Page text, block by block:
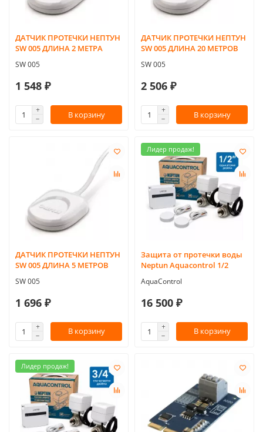
ДАТЧИК ПРОТЕЧКИ НЕПТУН
SW 005 ДЛИНА 2 МЕТРА
SW 005
1 548 ₽
В корзину
ДАТЧИК ПРОТЕЧКИ НЕПТУН
SW 005 ДЛИНА 20 МЕТРОВ
SW 005
2 506 ₽
В корзину
ДАТЧИК ПРОТЕЧКИ НЕПТУН
SW 005 ДЛИНА 5 МЕТРОВ
SW 005
1 696 ₽
В корзину
Лидер продаж!
Защита от протечки воды
Neptun Aquacontrol 1/2
AquaControl
16 500 ₽
В корзину
Лидер продаж!